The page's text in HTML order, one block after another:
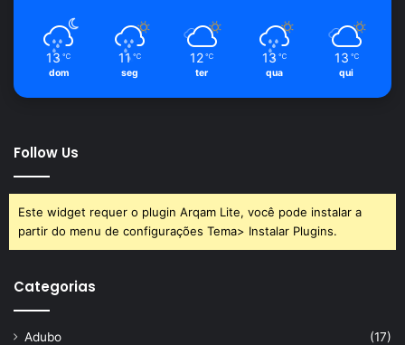
13 ℃
dom
11 ℃
seg
12 ℃
ter
13 ℃
qua
13 ℃
qui
Follow Us
Este widget requer o plugin Arqam Lite, você pode instalar a
partir do menu de configurações Tema> Instalar Plugins.
Categorias
Adubo
(17)